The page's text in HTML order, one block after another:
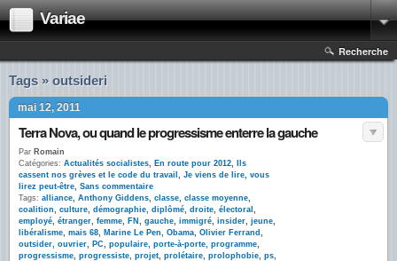
Variae
Recherche
Tags » outsideri
mai 12, 2011
Terra Nova, ou quand le progressisme enterre la gauche
Par Romain
Catégories: Actualités socialistes, En route pour 2012,
Ils
cassent nos grèves et le code du travail , Je viens de lire, vous
lirez peut-être, Sans commentaire
Tags: alliance, Anthony Giddens, classe, classe moyenne,
coalition, culture, démographie, diplômé, droite, électoral ,
employé, étranger, femme, FN , gauche, immigré, insider, jeune,
libéralisme, mais 68, Marine Le Pen, Obama, Olivier Ferrand ,
outsider, ouvrier, PC, populaire, porte-à-porte, programme,
progressisme, progressiste, projet, prolétaire, prolophobie, ps,